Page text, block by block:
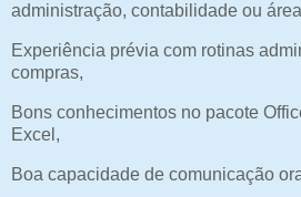
administração, contabilidade ou
Experiência prévia com rotinas
compras,
Bons conhecimentos no pacote
Excel,
Boa capacidade de comunicação